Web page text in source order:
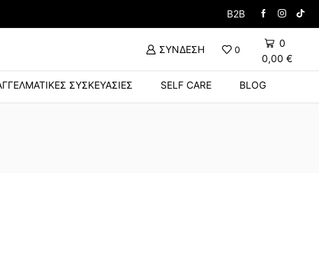
Δώρο Βούρτσα με την
B2B
ΣΎΝΔΕΣΗ 0
0
0,00 €
ΣΥΣΚΕΥΑΣΊΕΣ SELF CARE BLOG